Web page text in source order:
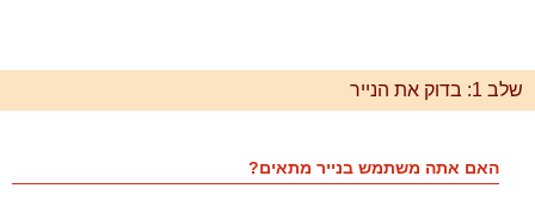
שלב 1: בדוק את הנייר
האם אתה משתמש בנייר מתאים?